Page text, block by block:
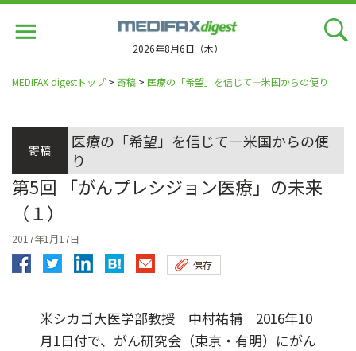
2026年8月6日（木）
MEDIFAX digestトップ > 寄稿 > 医療の「希望」を信じて―米国からの便り
寄稿
医療の「希望」を信じて―米国からの便
り
第5回 「がんプレシジョン医療」の未来
（１）
2017年1月17日
保存
米シカゴ大医学部教授 中村祐輔 2016年10
月1日付で、がん研究会（東京・有明）にがん